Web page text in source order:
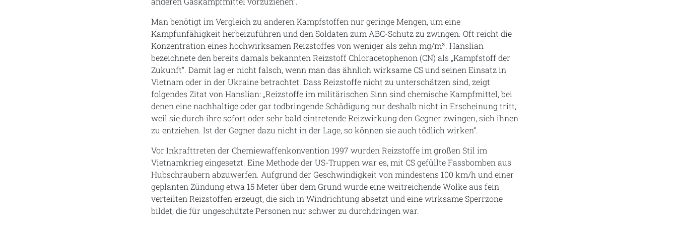
Man benötigt im Vergleich zu anderen Kampfstoffen nur geringe Mengen, um eine
Kampfunfähigkeit herbeizuführen und den Soldaten zum ABC-Schutz zu zwingen. Oft reicht die
Konzentration eines hochwirksamen Reizstoffes von weniger als zehn mg/m³. Hanslian
bezeichnete den bereits damals bekannten Reizstoff Chloracetophenon (CN) als „Kampfstoff der
Zukunft“. Damit lag er nicht falsch, wenn man das ähnlich wirksame CS und seinen Einsatz in
Vietnam oder in der Ukraine betrachtet. Dass Reizstoffe nicht zu unterschätzen sind, zeigt
folgendes Zitat von Hanslian: „Reizstoffe im militärischen Sinn sind chemische Kampfmittel, bei
denen eine nachhaltige oder gar todbringende Schädigung nur deshalb nicht in Erscheinung tritt,
weil sie durch ihre sofort oder sehr bald eintretende Reizwirkung den Gegner zwingen, sich ihnen
zu entziehen. Ist der Gegner dazu nicht in der Lage, so können sie auch tödlich wirken“.
Vor Inkrafttreten der Chemiewaffenkonvention 1997 wurden Reizstoffe im großen Stil im
Vietnamkrieg eingesetzt. Eine Methode der US-Truppen war es, mit CS gefüllte Fassbomben aus
Hubschraubern abzuwerfen. Aufgrund der Geschwindigkeit von mindestens 100 km/h und einer
geplanten Zündung etwa 15 Meter über dem Grund wurde eine weitreichende Wolke aus fein
verteilten Reizstoffen erzeugt, die sich in Windrichtung absetzt und eine wirksame Sperrzone
bildet, die für ungeschützte Personen nur schwer zu durchdringen war.